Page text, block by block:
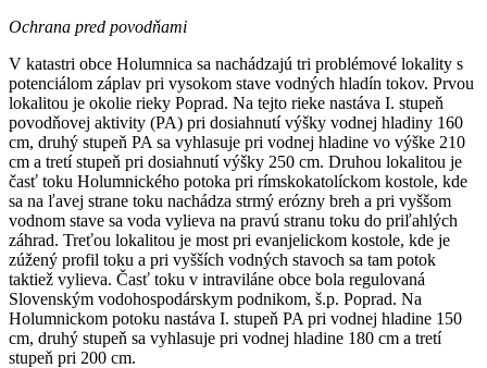
Ochrana pred povodňami
V katastri obce Holumnica sa nachádzajú tri problémové lokality s
potenciálom záplav pri vysokom stave vodných hladín tokov. Prvou
lokalitou je okolie rieky Poprad. Na tejto rieke nastáva I. stupeň
povodňovej aktivity (PA) pri dosiahnutí výšky vodnej hladiny 160
cm, druhý stupeň PA sa vyhlasuje pri vodnej hladine vo výške 210
cm a tretí stupeň pri dosiahnutí výšky 250 cm. Druhou lokalitou je
časť toku Holumnického potoka pri rímskokatolíckom kostole, kde
sa na ľavej strane toku nachádza strmý erózny breh a pri vyššom
vodnom stave sa voda vylieva na pravú stranu toku do priľahlých
záhrad. Treťou lokalitou je most pri evanjelickom kostole, kde je
zúžený profil toku a pri vyšších vodných stavoch sa tam potok
taktiež vylieva. Časť toku v intraviláne obce bola regulovaná
Slovenským vodohospodárskym podnikom, š.p. Poprad. Na
Holumnickom potoku nastáva I. stupeň PA pri vodnej hladine 150
cm, druhý stupeň sa vyhlasuje pri vodnej hladine 180 cm a tretí
stupeň pri 200 cm.